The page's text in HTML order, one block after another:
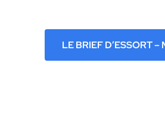
LE BRIEF D’ESSORT